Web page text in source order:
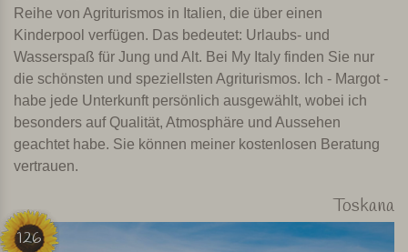
Reihe von Agriturismos in Italien, die über einen
Kinderpool verfügen. Das bedeutet: Urlaubs- und
Wasserspaß für Jung und Alt. Bei My Italy finden Sie nur
die schönsten und speziellsten Agriturismos. Ich - Margot -
habe jede Unterkunft persönlich ausgewählt, wobei ich
besonders auf Qualität, Atmosphäre und Aussehen
geachtet habe. Sie können meiner kostenlosen Beratung
vertrauen.
Toskana
126